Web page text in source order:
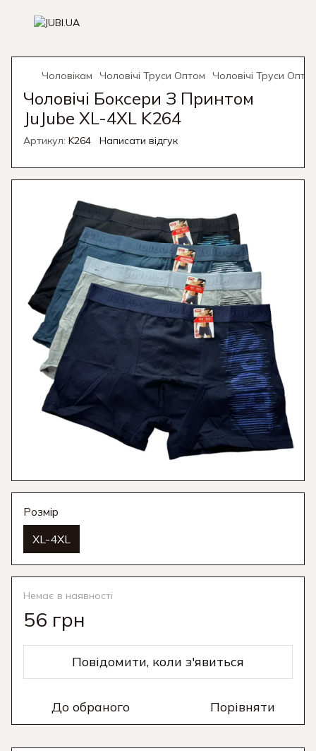
Чоловікам Чоловічі Труси Оптом Чоловічі Труси
Чоловічі Боксери З Принтом
JuJube XL-4XL K264
Артикул: K264 Написати відгук
Розмір
XL-4XL
Немає в наявності
56 грн
Повідомити, коли з'явиться
До обраного Порівняти